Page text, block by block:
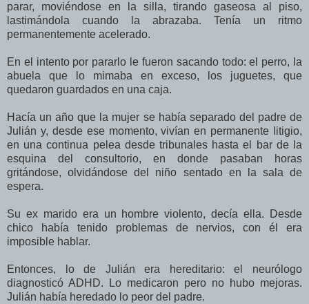
parar, moviéndose en la silla, tirando gaseosa al piso,
lastimándola cuando la abrazaba. Tenía un ritmo
permanentemente acelerado.
En el intento por pararlo le fueron sacando todo: el perro, la
abuela que lo mimaba en exceso, los juguetes, que
quedaron guardados en una caja.
Hacía un año que la mujer se había separado del padre de
Julián y, desde ese momento, vivían en permanente litigio,
en una continua pelea desde tribunales hasta el bar de la
esquina del consultorio, en donde pasaban horas
gritándose, olvidándose del niño sentado en la sala de
espera.
Su ex marido era un hombre violento, decía ella. Desde
chico había tenido problemas de nervios, con él era
imposible hablar.
Entonces, lo de Julián era hereditario: el neurólogo
diagnosticó ADHD. Lo medicaron pero no hubo mejoras.
Julián había heredado lo peor del padre.